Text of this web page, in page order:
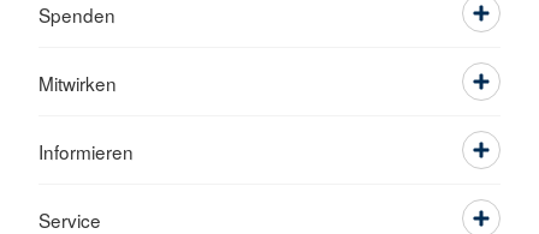
Spenden
Mitwirken
Informieren
Service